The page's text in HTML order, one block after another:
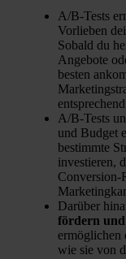
A/B-Tests
Vorlieben
Sobald du
Angebote
besten
A/B-Tests
und Budget
bestimmte
investieren,
Conversion-
Darüber
fördern
ermöglichen
wie sie von